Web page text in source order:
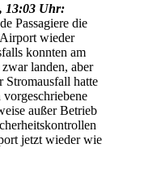
13:03 Uhr:
Passagiere die
wieder
konnten am
landen, aber
Stromausfall hatte
vorgeschriebene
außer Betrieb
jetzt wieder wie